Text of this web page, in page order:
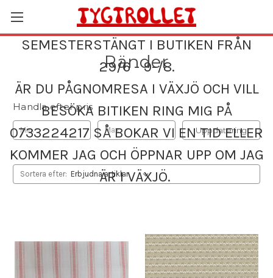
SEMESTERSTÄNGT I BUTIKEN FRÅN
29/6 - 9-/8.
ÄR DU PÅGNOMRESA I VÄXJÖ OCH VILL
BESÖKA BITIKEN RING MIG PÅ
0733224217 SÅ BOKAR VI EN TID ELLER
KOMMER JAG OCH ÖPPNAR UPP OM JAG
ÄR I VÄXJÖ.
Ränder
Handla efter pris
Uppdatering
Sortera efter: